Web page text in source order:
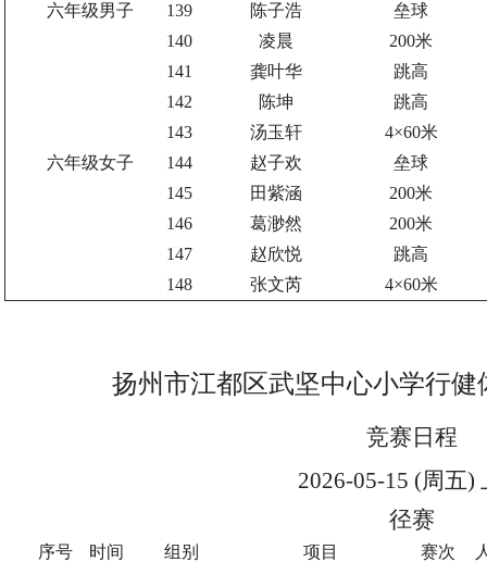
六年级男子
139 陈子浩
垒球
140
凌晨
200米
141
龚叶华
跳高
142
陈坤
跳高
143
汤玉轩
4×60米
六年级女子
144 赵子欢
垒球
145
田紫涵
200米
146
葛渺然
200米
147
赵欣悦
跳高
148
张文芮 4×60米
扬州市江都区武坚中心小学行
竞赛日程
2026-05-15 (周五)
径赛
序号 时间 组别 项目 赛次